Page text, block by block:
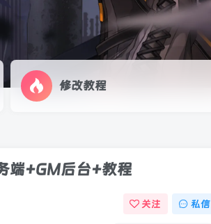
修改教程
端+GM后台+教程
关注 私信
浪源码网！
联系管理员。 我们将第一时间删除并关闭此